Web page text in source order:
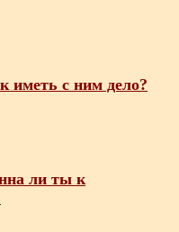
иметь с ним дело?
ли ты к